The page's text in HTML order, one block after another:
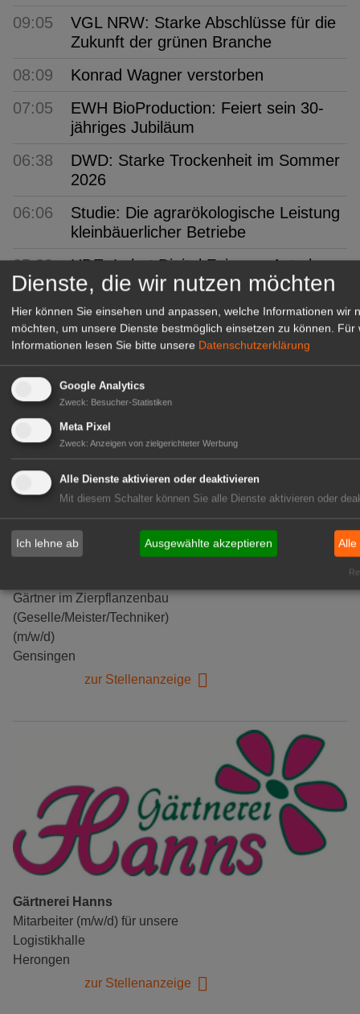
09:05
VGL NRW: Starke Abschlüsse für die
Zukunft der grünen Branche
08:09
Konrad Wagner verstorben
07:05
EWH BioProduction: Feiert sein 30-
jähriges Jubiläum
06:38
DWD: Starke Trockenheit im Sommer
2026
06:06
Studie: Die agrarökologische Leistung
kleinbäuerlicher Betriebe
05:39
HDE: Lehnt Digital Fairness Act ab
Moorschutz: Gemeinsame
Ausbildung von Fachkräften
GABOT Top-Jobs
Kientzler Jungpflanzen GmbH
Gärtner im Zierpflanzenbau
(Geselle/Meister/Techniker)
(m/w/d)
Gensingen
zur Stellenanzeige
Gärtnerei Hanns
Mitarbeiter (m/w/d) für unsere
Logistikhalle
Herongen
zur Stellenanzeige
Dienste, die wir nutzen möchten
Hier können Sie einsehen und anpassen, welche Informationen wir
möchten, um unsere Dienste bestmöglich einsetzen zu können.
Für
Informationen lesen Sie bitte unsere Datenschutzerklärung
Google Analytics
Zweck: Besucher-Statistiken
Meta Pixel
Zweck: Anzeigen von zielgerichteter Werbung
Alle Dienste aktivieren oder deaktivieren
Mit diesem Schalter können Sie alle Dienste aktivieren oder
Ich lehne ab Ausgewählte akzeptieren Alle